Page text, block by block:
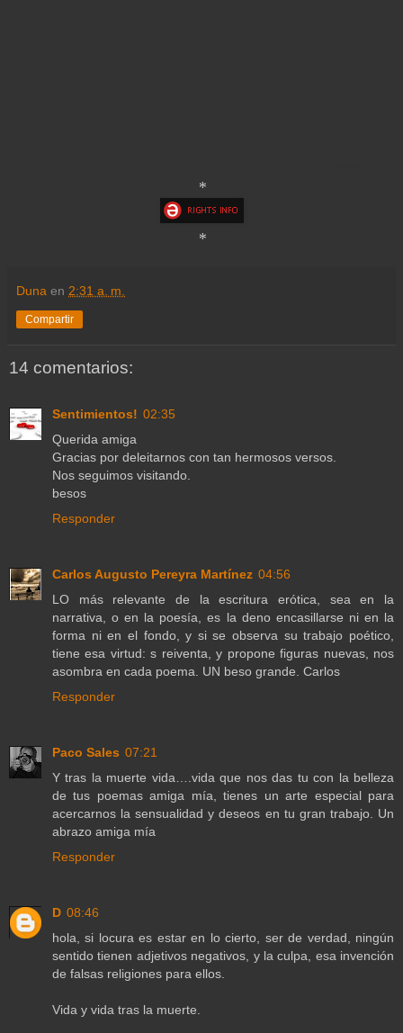
*
*
Duna en 2:31 a. m.
Compartir
14 comentarios:
Sentimientos! 02:35
Querida amiga
Gracias por deleitarnos con tan hermosos versos.
Nos seguimos visitando.
besos
Responder
Carlos Augusto Pereyra Martínez 04:56
LO más relevante de la escritura erótica, sea en la
narrativa, o en la poesía, es la deno encasillarse ni en la
forma ni en el fondo, y si se observa su trabajo poético,
tiene esa virtud: s reiventa, y propone figuras nuevas, nos
asombra en cada poema. UN beso grande. Carlos
Responder
Paco Sales 07:21
Y tras la muerte vida….vida que nos das tu con la belleza
de tus poemas amiga mía, tienes un arte especial para
acercarnos la sensualidad y deseos en tu gran trabajo. Un
abrazo amiga mía
Responder
D 08:46
hola, si locura es estar en lo cierto, ser de verdad, ningún
sentido tienen adjetivos negativos, y la culpa, esa invención
de falsas religiones para ellos.
Vida y vida tras la muerte.